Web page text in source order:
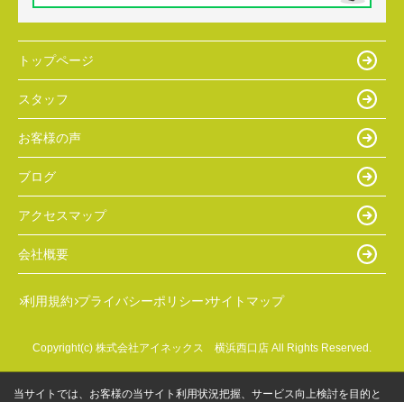
トップページ
スタッフ
お客様の声
ブログ
アクセスマップ
会社概要
利用規約 プライバシーポリシー サイトマップ
Copyright(c) 株式会社アイネックス 横浜西口店 All Rights Reserved.
当サイトでは、お客様の当サイト利用状況把握、サービス向上検討を目的と